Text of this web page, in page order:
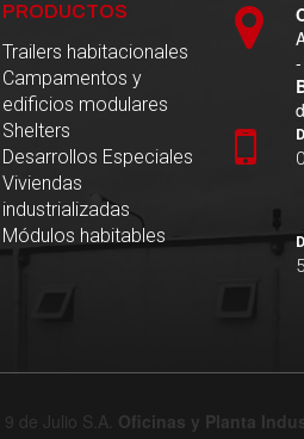
PRODUCTOS
Trailers habitacionales
Campamentos y
edificios modulares
Shelters
Desarrollos Especiales
Viviendas
industrializadas
Módulos habitables
de Julio S.A. Oficinas y Planta